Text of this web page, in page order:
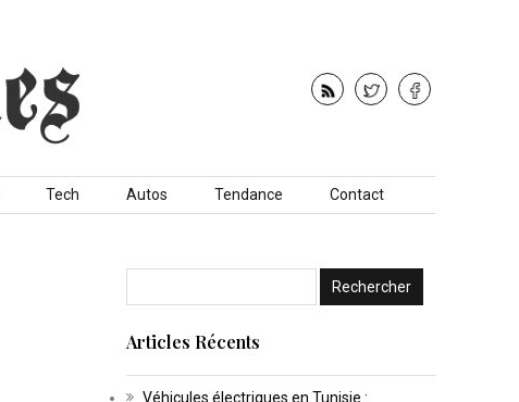
Tech Autos Tendance Contact
Articles Récents
Véhicules électriques en Tunisie :